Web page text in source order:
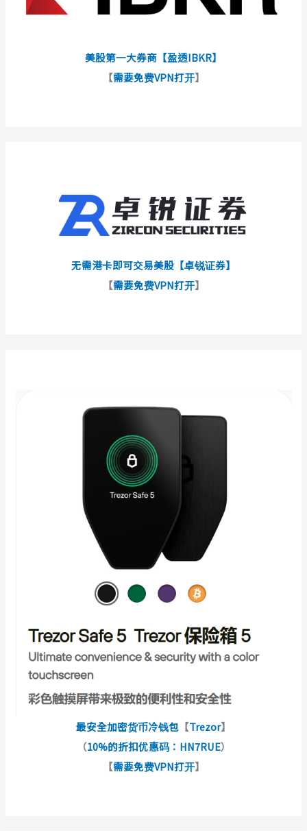
美股第一大券商【盈透IBKR】
【需要免费VPN打开】
无需港卡即可交易美股【卓锐证券】
【需要免费VPN打开】
最安全加密货币冷钱包 【Trezor】
（10%的折扣优惠码：HN7RUE）
【需要免费VPN打开】